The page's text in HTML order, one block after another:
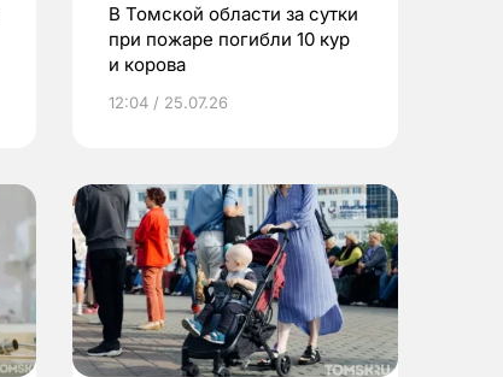
В Томской области за сутки
при пожаре погибли 10 кур
и корова
12:04 / 25.07.26